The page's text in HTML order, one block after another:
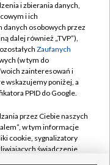
i zbierania danych,
i ich
danych osobowych przez
dalej również „TVP”),
Zaufanych
(w tym do
zainteresowań i
wskazujemy poniżej, a
PPID do Google.
przez Ciebie naszych
w tym informacje
cookie, sygnalizatory
świadczenie